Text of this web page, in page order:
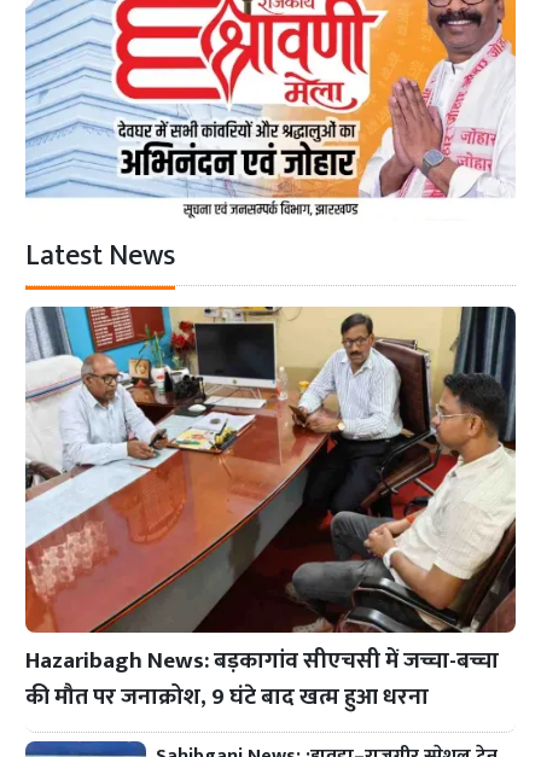
Latest News
Hazaribagh News: बड़कागांव सीएचसी में जच्चा-बच्चा
की मौत पर जनाक्रोश, 9 घंटे बाद खत्म हुआ धरना